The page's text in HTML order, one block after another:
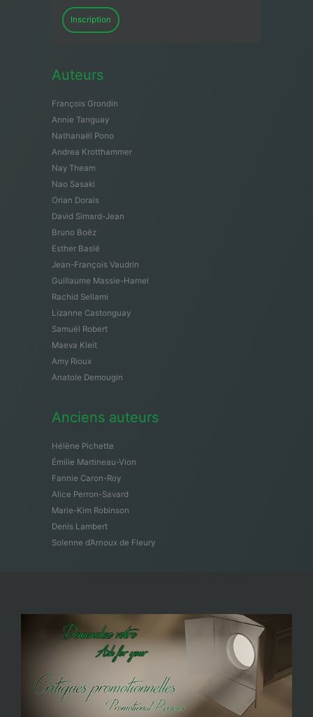
Inscription
Auteurs
François Grondin
Annie Tanguay
Nathanaël Pono
Andrea Krotthammer
Nay Theam
Nao Sasaki
Orian Dorais
David Simard-Jean
Bruno Boëz
Esther Baslé
Jean-François Vaudrin
Guillaume Massie-Hamel
Rachid Sellami
Lizanne Castonguay
Samuël Robert
Maeva Kleit
Amy Rioux
Anatole Demougin
Anciens auteurs
Hélène Pichette
Émilie Martineau-Vion
Fannie Caron-Roy
Alice Perron-Savard
Marie-Kim Robinson
Denis Lambert
Solenne d’Arnoux de Fleury